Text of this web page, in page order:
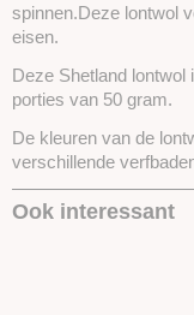
spinnen.Deze lontwol
eisen.
Deze Shetland lontwol
porties van 50 gram.
De kleuren van de
verschillende
Ook interessant